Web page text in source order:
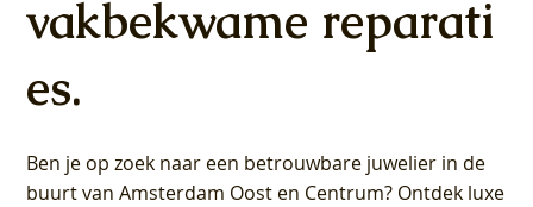
vakbekwame reparati
es.
Ben je op zoek naar een betrouwbare juwelier in de
buurt van Amsterdam Oost en Centrum? Ontdek luxe